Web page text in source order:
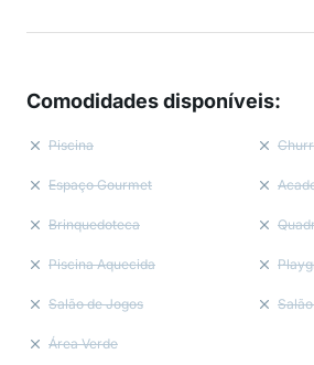
Comodidades disponíveis:
Piscina
Espaço Gourmet
Brinquedoteca
Piscina Aquecida
Salão de Jogos
Área Verde